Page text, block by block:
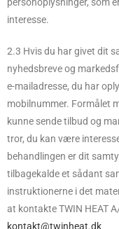
interesse.
2.3 Hvis du har givet dit
nyhedsbreve og
e-mailadresse, du har
mobilnummer. Formålet
kunne sende tilbud og
tror, du kan være
behandlingen er dit
tilbagekalde et sådant
instruktionerne i det
at kontakte TWIN HEAT
kontakt@twinheat.dk